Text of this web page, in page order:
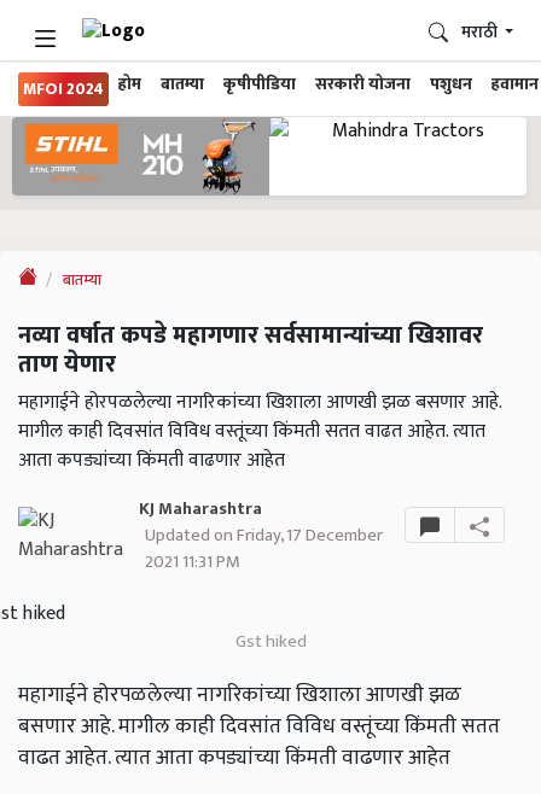
MFOI 2024 होम बातम्या कृषीपीडिया सरकारी योजना पशुधन हवामान
मराठी
बातम्या
नव्या वर्षात कपडे महागणार सर्वसामान्यांच्या खिशावर
ताण येणार
महागाईने होरपळलेल्या नागरिकांच्या खिशाला आणखी झळ बसणार आहे.
मागील काही दिवसांत विविध वस्तूंच्या किंमती सतत वाढत आहेत. त्यात
आता कपड्यांच्या किंमती वाढणार आहेत
KJ Maharashtra
Updated on Friday, 17 December
2021 11:31 PM
Gst hiked
महागाईने होरपळलेल्या नागरिकांच्या खिशाला आणखी झळ
बसणार आहे. मागील काही दिवसांत विविध वस्तूंच्या किंमती सतत
वाढत आहेत. त्यात आता कपड्यांच्या किंमती वाढणार आहेत